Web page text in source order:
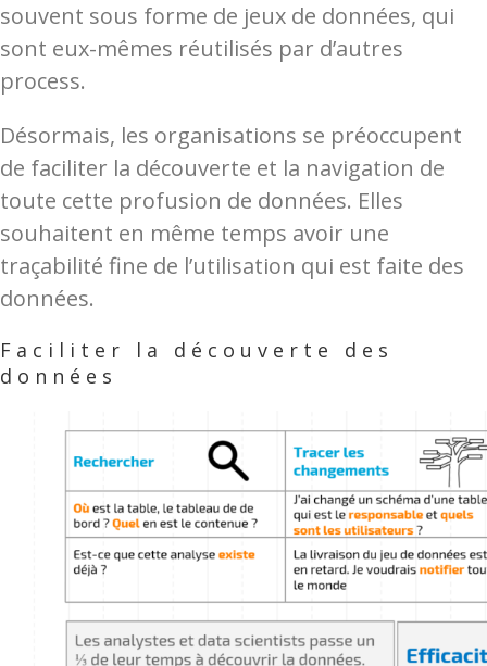
souvent sous forme de jeux de données, qui
sont eux-mêmes réutilisés par d’autres
process.
Désormais, les organisations se préoccupent
de faciliter la découverte et la navigation de
toute cette profusion de données. Elles
souhaitent en même temps avoir une
traçabilité fine de l’utilisation qui est faite des
données.
Faciliter la découverte des
données